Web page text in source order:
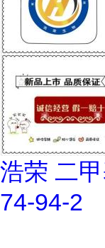
浩荣 二
74-94-2